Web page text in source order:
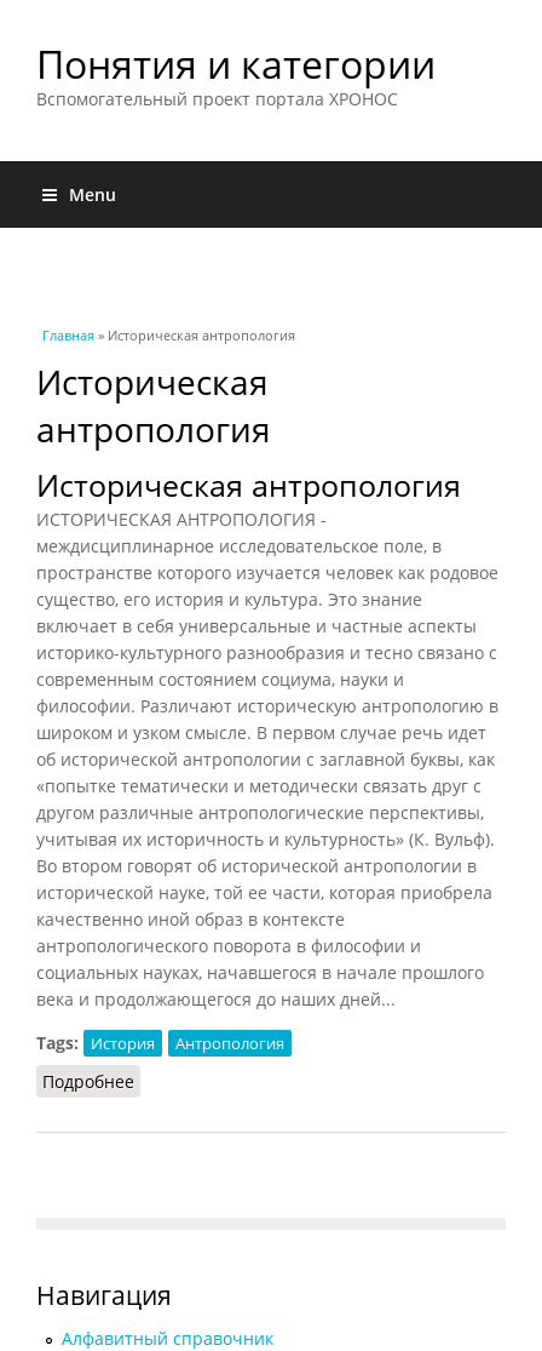
Понятия и категории
Вспомогательный проект портала ХРОНОС
Menu
Вы здесь
Главная » Историческая антропология
Историческая
антропология
Историческая антропология
ИСТОРИЧЕСКАЯ АНТРОПОЛОГИЯ -
междисциплинарное исследовательское поле, в
пространстве которого изучается человек как родовое
существо, его история и культура. Это знание
включает в себя универсальные и частные аспекты
историко-культурного разнообразия и тесно связано с
современным состоянием социума, науки и
философии. Различают историческую антропологию в
широком и узком смысле. В первом случае речь идет
об исторической антропологии с заглавной буквы, как
«попытке тематически и методически связать друг с
другом различные антропологические перспективы,
учитывая их историчность и культурность» (К. Вульф).
Во втором говорят об исторической антропологии в
исторической науке, той ее части, которая приобрела
качественно иной образ в контексте
антропологического поворота в философии и
социальных науках, начавшегося в начале прошлого
века и продолжающегося до наших дней...
Tags:
История Антропология
Подробнее
Навигация
Алфавитный справочник